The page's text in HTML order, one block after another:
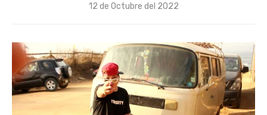
Publicado
12 de Octubre del 2022